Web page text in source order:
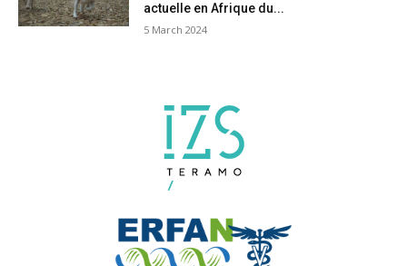
actuelle en Afrique du...
5 March 2024